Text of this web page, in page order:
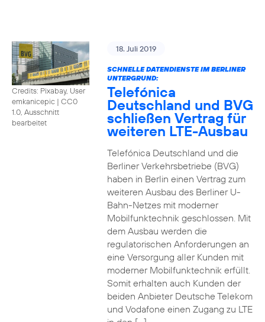
Credits: Pixabay, User
emkanicepic | CC0
1.0, Ausschnitt
bearbeitet
18. Juli 2019
SCHNELLE DATENDIENSTE IM BERLINER
UNTERGRUND:
Telefónica
Deutschland und BVG
schließen Vertrag für
weiteren LTE-Ausbau
Telefónica Deutschland und die
Berliner Verkehrsbetriebe (BVG)
haben in Berlin einen Vertrag zum
weiteren Ausbau des Berliner U-
Bahn-Netzes mit moderner
Mobilfunktechnik geschlossen. Mit
dem Ausbau werden die
regulatorischen Anforderungen an
eine Versorgung aller Kunden mit
moderner Mobilfunktechnik erfüllt.
Somit erhalten auch Kunden der
beiden Anbieter Deutsche Telekom
und Vodafone einen Zugang zu LTE